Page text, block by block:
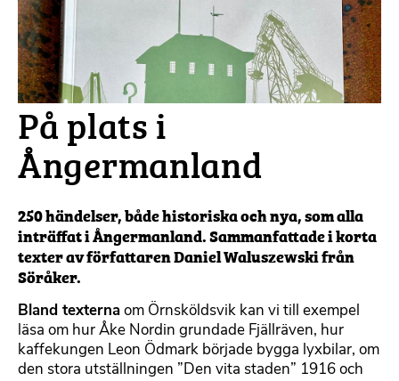
På plats i
Ångermanland
250 händelser, både historiska och nya, som alla
inträffat i Ångermanland. Sammanfattade i korta
texter av författaren Daniel Waluszewski från
Söråker.
Bland texterna om Örnsköldsvik kan vi till exempel
läsa om hur Åke Nordin grundade Fjällräven, hur
kaffekungen Leon Ödmark började bygga lyxbilar, om
den stora utställningen ”Den vita staden” 1916 och